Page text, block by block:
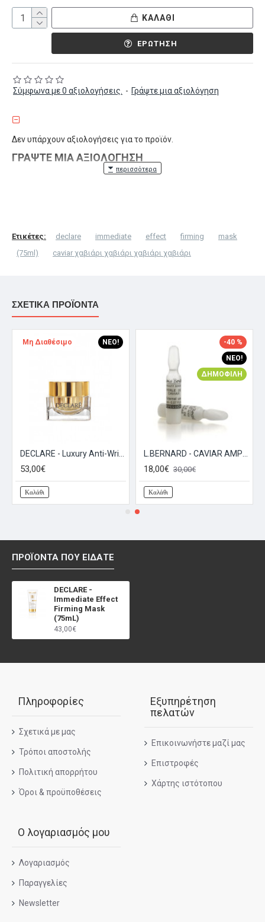
Σύμφωνα με 0 αξιολογήσεις. - Γράψτε μια αξιολόγηση
ΚΑΛΆΘΙ
ΕΡΏΤΗΣΗ
Δεν υπάρχουν αξιολογήσεις για το προϊόν.
ΓΡΆΨΤΕ ΜΙΑ ΑΞΙΟΛΌΓΗΣΗ
Κακή Καλή
ΣΥΝΈΧΕΙΑ
Ετικέτες: declare immediate effect firming
mask
(75ml)
caviar χαβιάρι χαβιάρι χαβιάρι χαβιάρι
ΣΧΕΤΙΚΆ ΠΡΟΪΌΝΤΑ
ΝΈΟ!
Μη Διαθέσιμο
53,00€
Καλάθι
ΝΈΟ!
ΔΗΜΟΦΙΛΉ
-40 %
18,00€ 30,00€
Καλάθι
ΠΡΟΪΌΝΤΑ ΠΟΥ ΕΊΔΑΤΕ
DECLARE -
Immediate Effect
Firming Mask
(75mL)
43,00€
Πληροφορίες
Σχετικά με μας
Τρόποι αποστολής
Πολιτική απορρήτου
Όροι & προϋποθέσεις
Εξυπηρέτηση
πελατών
Επικοινωνήστε μαζί μας
Επιστροφές
Χάρτης ιστότοπου
Ο λογαριασμός μου
Λογαριασμός
Παραγγελίες
Newsletter